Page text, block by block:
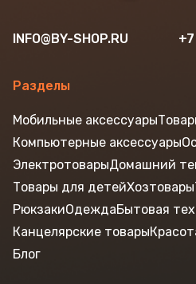
INFO@BY-SHOP.RU
Разделы
Мобильные аксессуары
Компьютерные аксессуары
ЭлектротоварыДомашний
Товары для детейХозтовары
РюкзакиОдеждаБытовая
Канцелярские товары
Блог